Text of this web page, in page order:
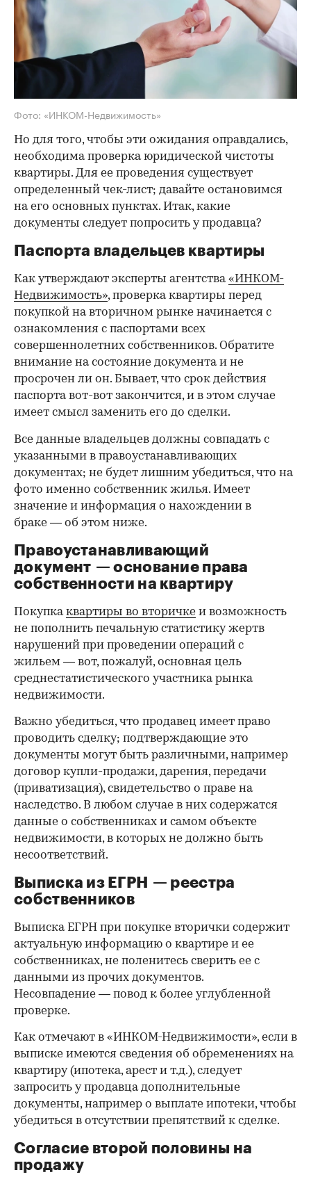
Фото: «ИНКОМ-Недвижимость»
Но для того, чтобы эти ожидания оправдались,
необходима проверка юридической чистоты
квартиры. Для ее проведения существует
определенный чек-лист; давайте остановимся
на его основных пунктах. Итак, какие
документы следует попросить у продавца?
Паспорта владельцев квартиры
Как утверждают эксперты агентства«ИНКОМ-
Недвижимость», проверка квартиры перед
покупкой на вторичном рынке начинается с
ознакомления с паспортами всех
совершеннолетних собственников. Обратите
внимание на состояние документа и не
просрочен ли он. Бывает, что срок действия
паспорта вот-вот закончится, и в этом случае
имеет смысл заменить его до сделки.
00:00 / 00:00
Все данные владельцев должны совпадать с
указанными в правоустанавливающих
документах; не будет лишним убедиться, что на
фото именно собственник жилья. Имеет
значение и информация о нахождении в
браке — об этом ниже.
Правоустанавливающий
документ — основание права
собственности на квартиру
Покупкаквартиры во вторичке и возможность
не пополнить печальную статистику жертв
нарушений при проведении операций с
жильем — вот, пожалуй, основная цель
среднестатистического участника рынка
недвижимости.
Важно убедиться, что продавец имеет право
проводить сделку; подтверждающие это
документы могут быть различными, например
договор купли-продажи, дарения, передачи
(приватизация), свидетельство о праве на
наследство. В любом случае в них содержатся
данные о собственниках и самом объекте
недвижимости, в которых не должно быть
несоответствий.
Выписка из ЕГРН — реестра
собственников
Выписка ЕГРН при покупке вторички содержит
актуальную информацию о квартире и ее
собственниках, не поленитесь сверить ее с
данными из прочих документов.
Несовпадение — повод к более углубленной
проверке.
Как отмечают в «ИНКОМ-Недвижимости», если в
выписке имеются сведения об обременениях на
квартиру (ипотека, арест и т.д.), следует
запросить у продавца дополнительные
документы, например о выплате ипотеки, чтобы
убедиться в отсутствии препятствий к сделке.
Согласие второй половины на
продажу